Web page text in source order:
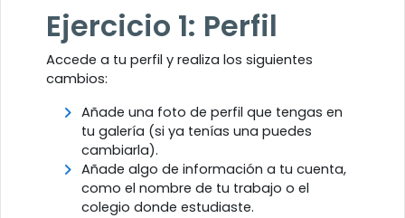
Ejercicio 1: Perfil
Accede a tu perfil y realiza los siguientes
cambios:
Añade una foto de perfil que tengas en
tu galería (si ya tenías una puedes
cambiarla).
Añade algo de información a tu cuenta,
como el nombre de tu trabajo o el
colegio donde estudiaste.